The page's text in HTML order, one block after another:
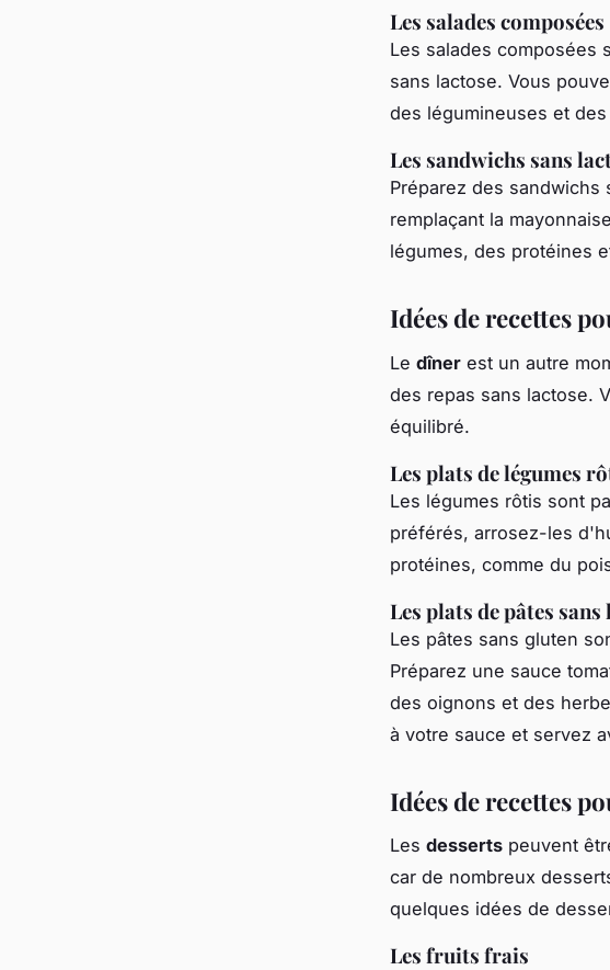
Les salades composées
Les salades composées
sans lactose. Vous
des légumineuses et
Les sandwichs sans
Préparez des
remplaçant la
légumes, des protéines
Idées de recettes
Le dîner est un autre
des repas sans lactose.
équilibré.
Les plats de légumes
Les légumes rôtis sont
préférés, arrosez-les
protéines, comme du
Les plats de pâtes sans
Les pâtes sans gluten
Préparez une sauce
des oignons et des
à votre sauce et servez
Idées de recettes
Les desserts peuvent
car de nombreux
quelques idées de
Les fruits frais